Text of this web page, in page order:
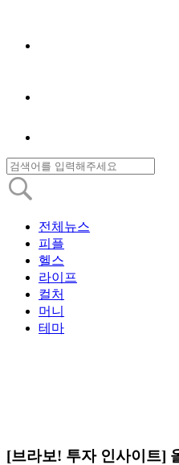
전체뉴스
피플
헬스
라이프
컬처
머니
테마
[브라보! 투자 인사이트]